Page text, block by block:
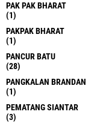
PAK PAK BHARAT
(1)
PAKPAK BHARAT
(1)
PANCUR BATU
(28)
PANGKALAN BRANDAN
(1)
PEMATANG SIANTAR
(3)